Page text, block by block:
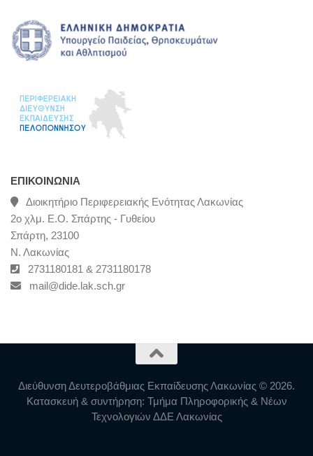
ΕΠΙΚΟΙΝΩΝΊΑ
Διοικητήριο Περιφερειακής Ενότητας Λακωνίας
2ο χλμ. Ε.Ο. Σπάρτης - Γυθείου
Σπάρτη, 23100
Ν. Λακωνίας
2731180181 & 2731180178
mail@dide.lak.sch.gr
Διεύθυνση Δευτεροβάθμιας Εκπαίδευσης Λακωνίας © 2026.
Κατασκευή & συντήρηση: Τμήμα Πληροφορικής & Νέων
Τεχνολογιών ΔΔΕ Λακωνίας